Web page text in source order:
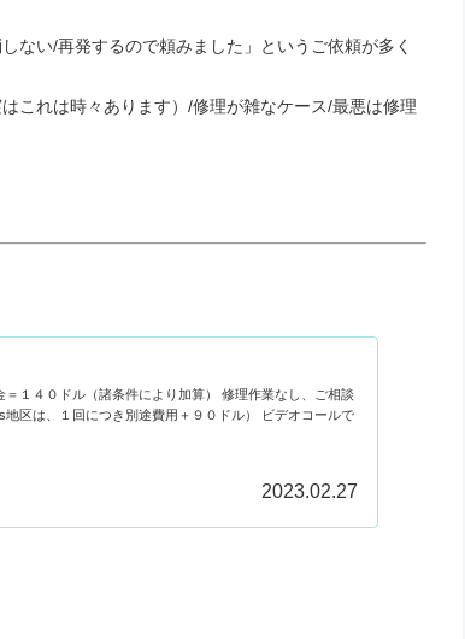
ない/再発するので頼みました」というご依頼が多く
これは時々あります）/修理が雑なケース/最悪は修理
１４０ドル（諸条件により加算） 修理作業なし、ご相談
区は、１回につき別途費用＋９０ドル） ビデオコールで
2023.02.27